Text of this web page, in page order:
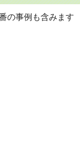
の事例も含みます